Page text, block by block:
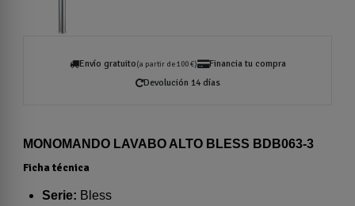
Envío gratuito(a partir de 100 €)
Financia tu compra
Devolución 14 días
MONOMANDO LAVABO ALTO BLESS BDB063-3
Ficha técnica
Serie: Bless